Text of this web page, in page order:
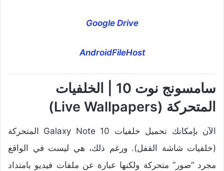
Google Drive
AndroidFileHost
سامسونج نوت 10 | الخلفيات
المتحركة (Live Wallpapers)
الآن بإمكانك تحميل خلفيات Galaxy Note 10 المتحركة
(خلفيات شاشة القفل). ورغم ذلك، هي ليست في الواقع
مجرد “صور” متحركة ولكنها عبارة عن ملفات فيديو بامتداد